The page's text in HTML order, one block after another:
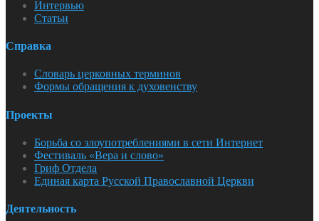
Интервью
Статьи
Справка
Словарь церковных терминов
Формы обращения к духовенству
Проекты
Борьба со злоупотреблениями в сети Интернет
Фестиваль «Вера и слово»
Гриф Отдела
Единая карта Русской Православной Церкви
Деятельность